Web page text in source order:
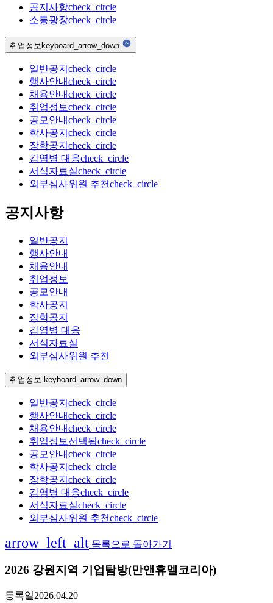
공지사항check_circle
소통광장check_circle
취업정보keyboard_arrow_down
일반공지 check_circle
행사안내check_circle
채용안내check_circle
취업정보check_circle
공모안내check_circle
학사공지 check_circle
장학공지 check_circle
감염병 대응check_circle
서식자료실check_circle
외부심사위원 추천check_circle
공지사항
일반공지
행사안내
채용안내
취업정보
공모안내
학사공지
장학공지
감염병 대응
서식자료실
외부심사위원 추천
취업정보 keyboard_arrow_down
일반공지 check_circle
행사안내check_circle
채용안내check_circle
취업정보 선택됨check_circle
공모안내check_circle
학사공지 check_circle
장학공지 check_circle
감염병 대응check_circle
서식자료실check_circle
외부심사위원 추천check_circle
arrow_left_alt 목록으로 돌아가기
2026 강원지역 기업탐방(만앤휴멜코리아)
등록일2026.04.20